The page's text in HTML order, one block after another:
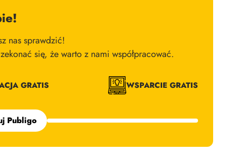
nas sprawdzić!
się, że warto z nami współpracować.
GRATIS WSPARCIE GRATIS
Publigo